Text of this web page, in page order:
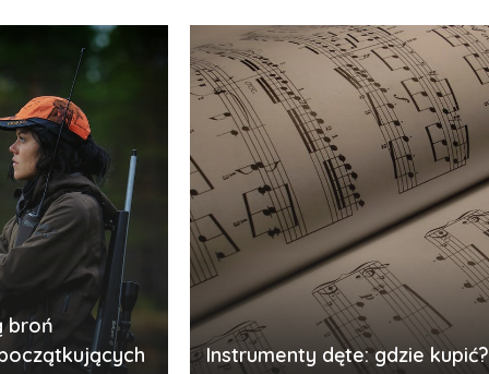
broń
Instrumenty dęte: gdzie kupić?